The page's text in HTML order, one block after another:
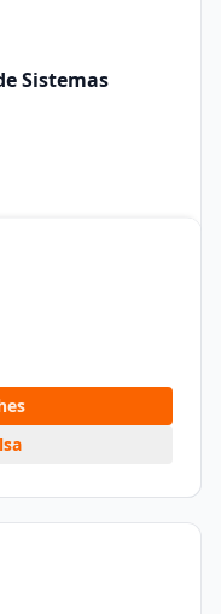
Sistemas